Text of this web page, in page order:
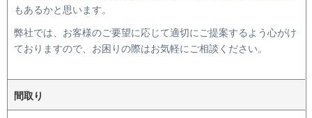
もあるかと思います。
弊社では、お客様のご要望に応じて適切にご提案するよう心がけ
ておりますので、お困りの際はお気軽にご相談ください。
間取り